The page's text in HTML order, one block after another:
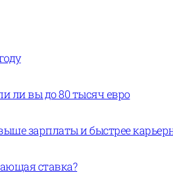
ли вы до 80 тысяч евро
зарплаты и быстрее
ставка?